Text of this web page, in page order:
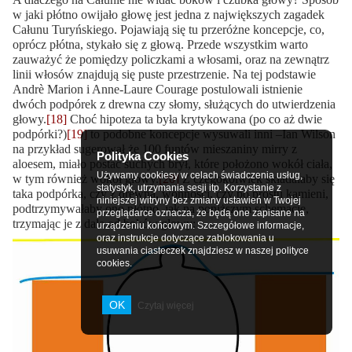
w jaki płótno owijało głowę jest jedna z największych zagadek
Całunu Turyńskiego. Pojawiają się tu przeróżne koncepcje, co,
oprócz płótna, stykało się z głową. Przede wszystkim warto
zauważyć że pomiędzy policzkami a włosami, oraz na zewnątrz
linii włosów znajdują się puste przestrzenie. Na tej podstawie
Andrè Marion i Anne-Laure Courage postulowali istnienie
dwóch podpórek z drewna czy słomy, służących do utwierdzenia
głowy.[18] Choć hipoteza ta była krytykowana (po co aż dwie
podpórki?)[19]to podobne koncepcje wysuwali inni –Ian Wilson
na przykład sugerował że 100 funtów mieszaniny mirry z
aloesem, miało postać suchych brył, które położono wokół ciała,
w tym również wokół głowy.[20]Z czegokolwiek składałaby się
taka podpórka, czy z drewna, wonności, czy po prostu kamieni,
podtrzymywałaby ono płótno, jak na poniższym schemacie,
trzymając je z dala od boków głowy:
Polityka Cookies
Używamy cookiesy w celach świadczenia usług,
statystyk, utrzymania sesji itp. Korzystanie z
niniejszej witryny bez zmiany ustawień w Twojej
przeglądarce oznacza, że będą one zapisane na
urządzeniu końcowym. Szczegółowe informacje,
oraz instrukcje dotyczące zablokowania u
usuwania ciasteczek znajdziesz w naszej polityce
cookies.
OK Czytaj więcej